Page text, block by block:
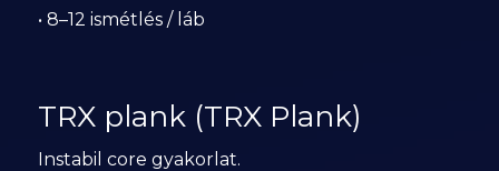
• 8–12 ismétlés / láb
TRX plank (TRX Plank)
Instabil core gyakorlat.